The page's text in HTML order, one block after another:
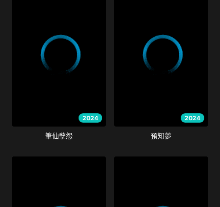
2024
筆仙孽怨
2024
預知夢